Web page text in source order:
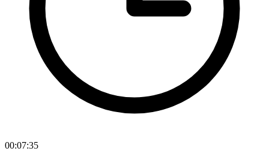
00:07:35